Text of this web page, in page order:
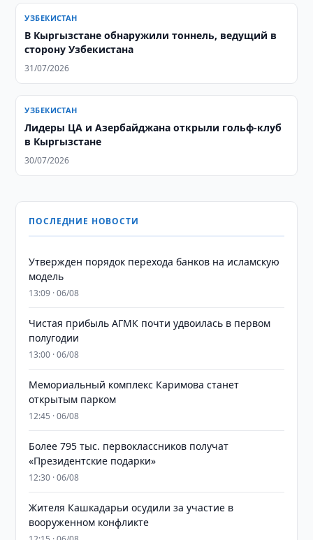
УЗБЕКИСТАН
В Кыргызстане обнаружили тоннель, ведущий в
сторону Узбекистана
31/07/2026
УЗБЕКИСТАН
Лидеры ЦА и Азербайджана открыли гольф-клуб
в Кыргызстане
30/07/2026
ПОСЛЕДНИЕ НОВОСТИ
Утвержден порядок перехода банков на исламскую
модель
13:09 · 06/08
Чистая прибыль АГМК почти удвоилась в первом
полугодии
13:00 · 06/08
Мемориальный комплекс Каримова станет
открытым парком
12:45 · 06/08
Более 795 тыс. первоклассников получат
«Президентские подарки»
12:30 · 06/08
Жителя Кашкадарьи осудили за участие в
вооруженном конфликте